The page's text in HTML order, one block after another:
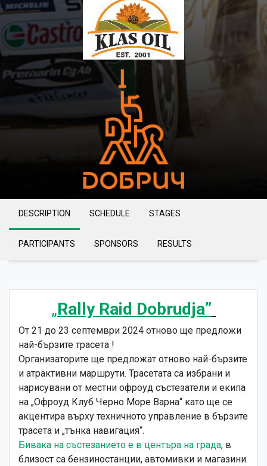
DESCRIPTION SCHEDULE STAGES
PARTICIPANTS SPONSORS RESULTS
„Rally Raid Dobrudja”
От 21 до 23 септември 2024 отново ще предложи
най-бързите трасета !
Организаторите ще предложат отново най-бързите
и атрактивни маршрути. Трасетата са избрани и
нарисувани от местни офроуд състезатели и екипа
на „Офроуд Клуб Черно Море Варна“ като ще се
акцентира върху техничното управление в бързите
трасета и „тънка навигация“.
Бивака на състезанието е в центъра на града, в
близост са бензиностанции, автомивки и магазини.